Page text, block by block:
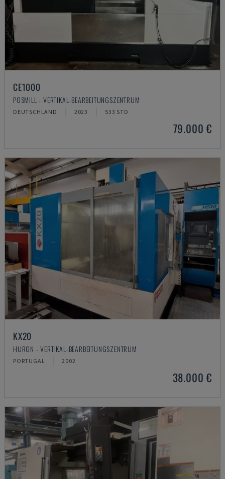
CE1000
POSMILL - VERTIKAL-BEARBEITUNGSZENTRUM
DEUTSCHLAND 2023 533 STD
79.000 €
KX20
HURON - VERTIKAL-BEARBEITUNGSZENTRUM
PORTUGAL 2002
38.000 €